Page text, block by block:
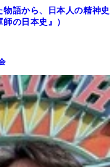
語から、日本人の精神史
の日本史』）